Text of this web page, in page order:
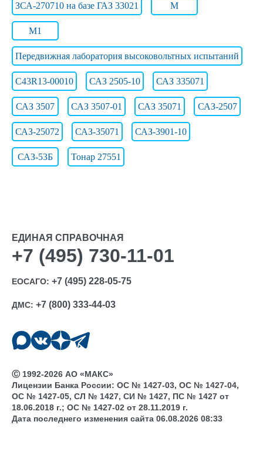
ЗСА-270710 на базе ГАЗ 33021 М
М1
Передвижная лаборатория высоковольтных испытаний
С43R13-00010 САЗ 2505-10 САЗ 335071
САЗ 3507 САЗ 3507-01 САЗ 35071 САЗ-2507
САЗ-25072 САЗ-35071 САЗ-3901-10
САЗ-53Б Тонар 27551
ЕДИНАЯ СПРАВОЧНАЯ
+7 (495) 730-11-01
ЕОСАГО: +7 (495) 228-05-75
ДМС: +7 (800) 333-44-03
Ⓒ 1992-2026 АО «МАКС»
Лицензии Банка России: ОС № 1427-03, ОС № 1427-04,
ОС № 1427-05, СЛ № 1427, СИ № 1427, ПС № 1427 от
18.06.2018 г.; ОС № 1427-02 от 28.11.2019 г.
Дата последнего изменения сайта 06.08.2026 08:33